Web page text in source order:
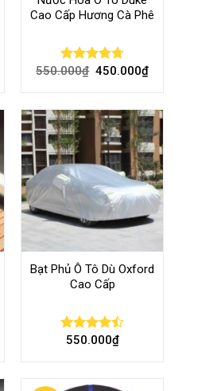
Cao Cấp Hương Cà Phê
Rated4.70
550.000₫ 450.000₫
Bạt Phủ Ô Tô Dù Oxford
Cao Cấp
Rated
550.000₫